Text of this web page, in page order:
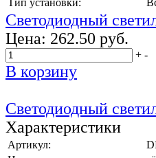
Светодиодный
Цена: 262.50 руб.
+ -
В корзину
Светодиодный
Характеристики
Артикул: